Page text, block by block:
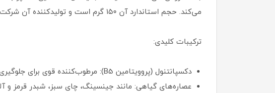
می‌کند. حجم استاندارد آن ۱۵۰ گرم است و تولیدکننده آن شرکت ایرانی لابراتوارهای معتبر (مانند دکتر اخوی) است.
ترکیبات کلیدی:
دکسپانتنول (پروویتامین B5): مرطوب‌کننده قوی برای جلوگیری از خشکی پوست سر.
عصاره‌های گیاهی: مانند جینسینگ، چای سبز، شبدر قرمز و